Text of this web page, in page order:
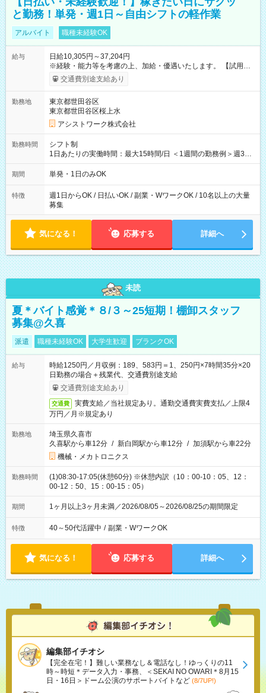
と勤務！単発・週1日～自由シフトの軽作業
アルバイト 職種未経験OK
給与
日給10,305円～37,204円
※経験・能力等を考慮の上、加給・優遇いたします。 【試用期
間】試用期間なし
交通費別途支給あり
勤務地
東京都世田谷区
東京都世田谷区桜上水
アシストワーク株式会社
勤務時間
シフト制
1日あたりの実働時間：最大15時間/日 ＜1週間の勤務例＞週3回
勤務 勤務：月・水・金 休み：火・木・土・日 好きな時にお仕事
可能です！ ※1日あたりの最大実働時間は日勤、夜勤共に勤務し
期間 単発・1日のみOK
特徴
週1日からOK / 日払いOK / 副業・WワークOK / 10名以上の大量
募集
気になる！ 応募する 詳細へ
未読
夏＊バイト感覚＊８/３～25短期！棚卸スタッフ
募集@久喜
派遣 職種未経験OK 大学生歓迎 ブランクOK
給与
時給1250円／月収例：189、583円＝1、250円×7時間35分×20
日勤務の場合＋残業代、交通費別途支給
交通費別途支給あり
交通費
実費支給／当社規定あり。通勤交通費実費支払／上限4
万円／月※規定あり
勤務地
埼玉県久喜市
久喜駅から車12分 / 新白岡駅から車12分 / 加須駅から車22分
機械・メカトロニクス
勤務時間
(1)08:30-17:05(休憩60分) ※休憩内訳（10：00-10：05、12：
00-12：50、15：00-15：05）
期間 1ヶ月以上3ヶ月未満／2026/08/05～2026/08/25の期間限定
特徴 40～50代活躍中 / 副業・WワークOK
気になる！ 応募する 詳細へ
編集部イチオシ
【完全在宅！】難しい業務なし＆電話なし！ゆっくりの11
時～時短＊データ入力・事務、＜SEKAI NO OWARI＊8月15
日・16日＞ドーム公演のサポートバイトなど (8/7UP!)